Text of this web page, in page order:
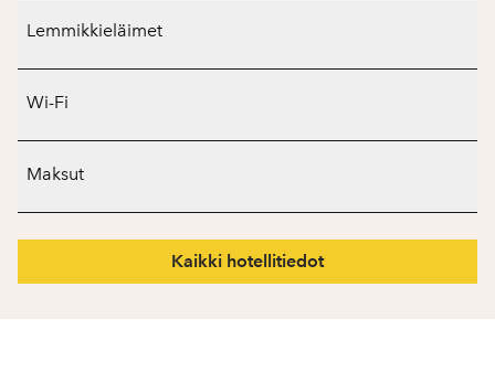
Lemmikkieläimet
Wi-Fi
Maksut
Kaikki hotellitiedot